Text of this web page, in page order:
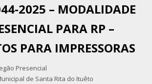
2025 – MODALIDADE
PARA RP –
PARA IMPRESSORAS
Presencial
de Santa Rita do Ituêto